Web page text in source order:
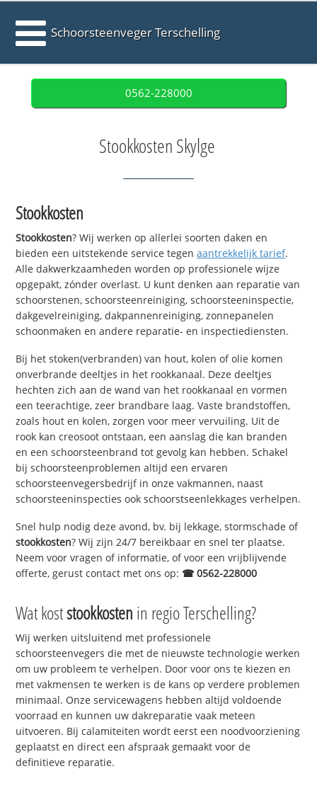
Schoorsteenveger Terschelling
0562-228000
Stookkosten Skylge
Stookkosten
Stookkosten? Wij werken op allerlei soorten daken en
bieden een uitstekende service tegenaantrekkelijk tarief.
Alle dakwerkzaamheden worden op professionele wijze
opgepakt, zónder overlast. U kunt denken aan reparatie van
schoorstenen, schoorsteenreiniging, schoorsteeninspectie,
dakgevelreiniging, dakpannenreiniging, zonnepanelen
schoonmaken en andere reparatie- en inspectiediensten.
Bij het stoken(verbranden) van hout, kolen of olie komen
onverbrande deeltjes in het rookkanaal. Deze deeltjes
hechten zich aan de wand van het rookkanaal en vormen
een teerachtige, zeer brandbare laag. Vaste brandstoffen,
zoals hout en kolen, zorgen voor meer vervuiling. Uit de
rook kan creosoot ontstaan, een aanslag die kan branden
en een schoorsteenbrand tot gevolg kan hebben. Schakel
bij schoorsteenproblemen altijd een ervaren
schoorsteenvegersbedrijf in onze vakmannen, naast
schoorsteeninspecties ook schoorstseenlekkages verhelpen.
Snel hulp nodig deze avond, bv. bij lekkage, stormschade of
stookkosten? Wij zijn 24/7 bereikbaar en snel ter plaatse.
Neem voor vragen of informatie, of voor een vrijblijvende
offerte, gerust contact met ons op: ☎ 0562-228000
Wat koststookkosten in regio Terschelling?
Wij werken uitsluitend met professionele
schoorsteenvegers die met de nieuwste technologie werken
om uw probleem te verhelpen. Door voor ons te kiezen en
met vakmensen te werken is de kans op verdere problemen
minimaal. Onze servicewagens hebben altijd voldoende
voorraad en kunnen uw dakreparatie vaak meteen
uitvoeren. Bij calamiteiten wordt eerst een noodvoorziening
geplaatst en direct een afspraak gemaakt voor de
definitieve reparatie.